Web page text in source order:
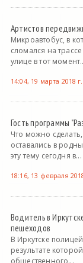
Артистов
Микроавтобус, в
сломался на
улице в тот
14:04, 19 марта 2018 г.
Гость программы
Что можно
оставались в
эту тему сегодня в...
18:16, 13 февраля
Водитель в
пешеходов
В Иркутске
результате